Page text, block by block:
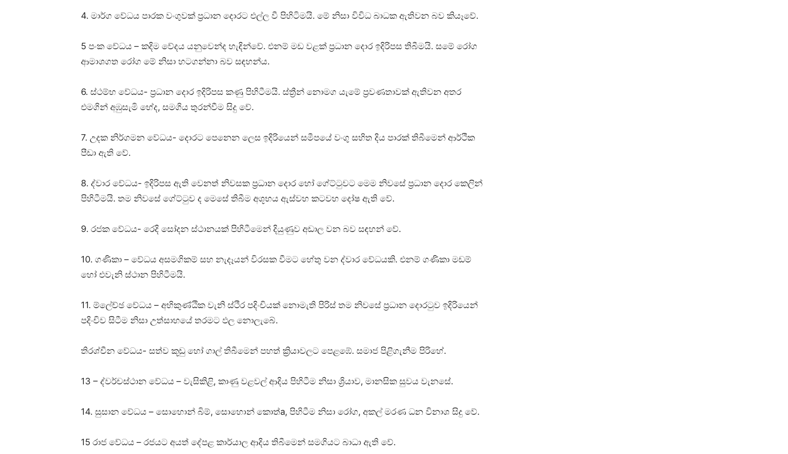
4. මාර්ග වේධය පාරක වංගුවක්‌ ප්‍රධාන දොරට එල්ල වී පිහිටිමයි. මේ නිසා විවිධ බාධක ඇතිවන බව කියෑවේ.
5 පංක වේධය – කදිම වේදය යනුවෙන්ද හැඳින්වේ. එනම් මඩ වළක්‌ ප්‍රධාන දොර ඉදිරිපස තිබීමයි. සමේ රෝග
ආමාශගත රෝග මේ නිසා හටගන්නා බව සඳහන්ය.
6. ස්‌ථම්භ වේධය- ප්‍රධාන දොර ඉදිරිපස කණු පිහිටීමයි. ස්‌ත්‍රීන් නොමග යැමේ ප්‍රවණතාවක්‌ ඇතිවන අතර
එමගින් අඹුසැමි භේද, සමගිය තුරන්වීම සිදු වේ.
7. උදක නිර්ගමන වේධය- දොරට පෙනෙන ලෙස ඉදිරියෙන් සමීපයේ වංගු සහිත දිය පාරක්‌ තිබීමෙන් ආර්ථික
පීඩා ඇති වේ.
8. ද්වාර වේධය- ඉදිරිපස ඇති වෙනත් නිවසක ප්‍රධාන දොර හෝ ගේට්‌ටුවට මෙම නිවසේ ප්‍රධාන දොර කෙලින්
පිහිටීමයි. තම නිවසේ ගේට්‌ටුව ද මෙසේ තිබීම අශූභය ඇස්‌වහ කටවහ දෝෂ ඇති වේ.
9. රජක වේධය- රෙදි සෝදන ස්‌ථානයක්‌ පිහිටීමෙන් දියුණුව අඩාල වන බව සඳහන් වේ.
10. ගණිකා – වේධය අසමගිකම් සහ නැදෑයන් විරසක වීමට හේතු වන ද්වාර වේධයකි. එනම් ගණිකා මඩම්
හෝ එවැනි ස්‌ථාන පිහිටීමයි.
11. ම්ලේච්ඡ වේධය – අභිකුණ්‌ඨික වැනි ස්‌ථිර පදිංචියක්‌ නොමැති පිරිස්‌ තම නිවසේ ප්‍රධාන දොරටුව ඉදිරියෙන්
පදිංචිව සිටීම නිසා උත්සාහයේ තරමට ඵල නොලැබේ.
තිරශ්චීන වේධය- සත්ව කූඩු හෝ ගාල් තිබීමෙන් පහත් ක්‍රියාවලට පෙළඹේ. සමාජ පිළිගැනීම පිරිහේ.
13 – ද්වර්චස්‌ථාන වේධය – වැසිකිළි, කාණු වළවල් ආදිය පිහිටීම නිසා ශ්‍රියාව, මානසික සුවය වැනසේ.
14. සුසාන වේධය – සොහොන් බිම්, සොහොන් කොත්a, පිහිටීම නිසා රෝග, අකල් මරණ ධන විනාශ සිදු වේ.
15 රාජ වේධය – රජයට අයත් දේපළ කාර්යාල ආදිය තිබීමෙන් සමගියට බාධා ඇති වේ.